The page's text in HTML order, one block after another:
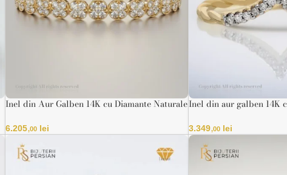
Inel din Aur Galben 14K cu Diamante Naturale
6.205,00lei
Inel din aur galben 14K
3.349,00 lei